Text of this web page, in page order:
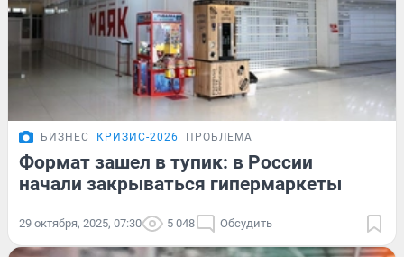
БИЗНЕС КРИЗИС-2026 ПРОБЛЕМА
Формат зашел в тупик: в России
начали закрываться гипермаркеты
29 октября, 2025, 07:30 5 048 Обсудить